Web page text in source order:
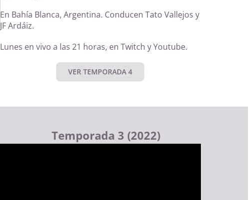
En Bahía Blanca, Argentina. Conducen Tato Vallejos y
JF Ardáiz.
Lunes en vivo a las 21 horas, en Twitch y Youtube.
VER TEMPORADA 4
Temporada 3 (2022)